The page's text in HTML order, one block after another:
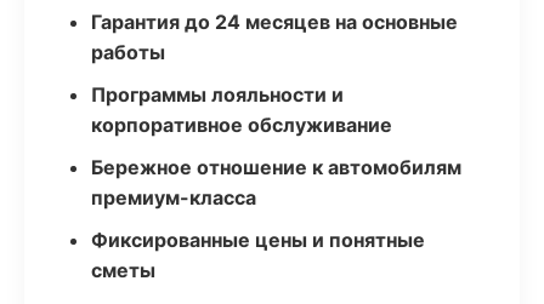
Гарантия до 24 месяцев на основные
работы
Программы лояльности и
корпоративное обслуживание
Бережное отношение к автомобилям
премиум-класса
Фиксированные цены и понятные
сметы